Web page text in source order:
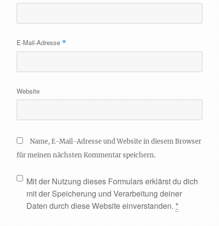
E-Mail-Adresse *
Website
Name, E-Mail-Adresse und Website in diesem Browser
für meinen nächsten Kommentar speichern.
Mit der Nutzung dieses Formulars erklärst du dich
mit der Speicherung und Verarbeitung deiner
Daten durch diese Website einverstanden. *